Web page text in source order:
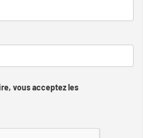
vous acceptez les